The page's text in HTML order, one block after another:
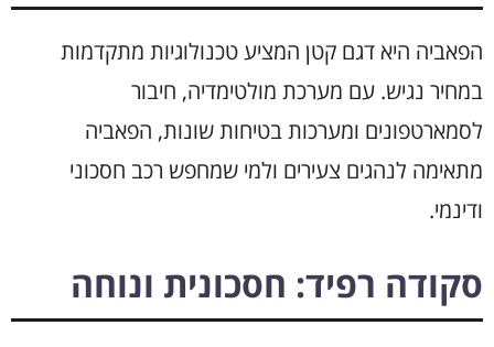
הפאביה היא דגם קטן המציע טכנולוגיות מתקדמות
במחיר נגיש. עם מערכת מולטימדיה, חיבור
לסמארטפונים ומערכות בטיחות שונות, הפאביה
מתאימה לנהגים צעירים ולמי שמחפש רכב חסכוני
ודינמי.
סקודה רפיד: חסכונית ונוחה